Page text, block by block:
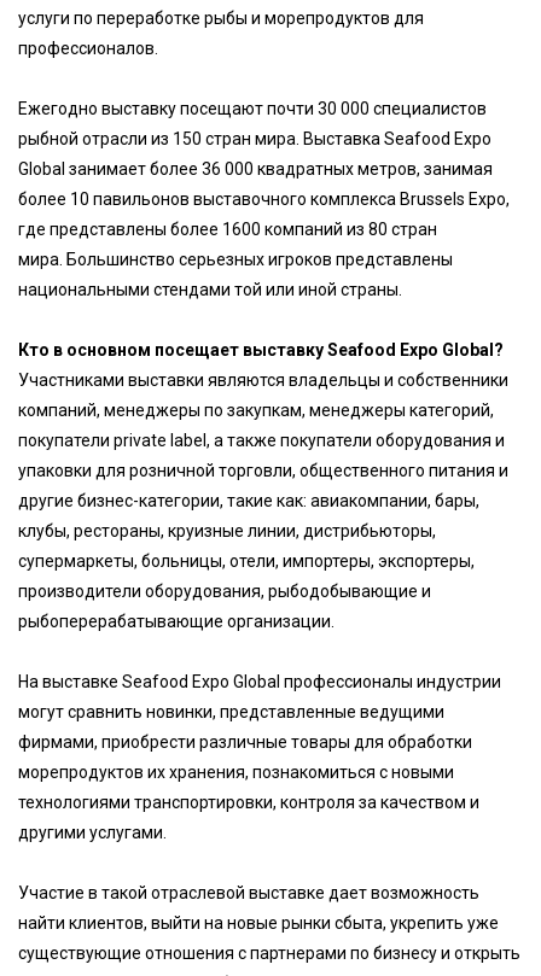
услуги по переработке рыбы и морепродуктов для
профессионалов.
Ежегодно выставку посещают почти 30 000 специалистов
рыбной отрасли из 150 стран мира. Выставка Seafood Expo
Global занимает более 36 000 квадратных метров, занимая
более 10 павильонов выставочного комплекса Brussels Expo,
где представлены более 1600 компаний из 80 стран
мира. Большинство серьезных игроков представлены
национальными стендами той или иной страны.
Кто в основном посещает выставку Seafood Expo Global?
Участниками выставки являются владельцы и собственники
компаний, менеджеры по закупкам, менеджеры категорий,
покупатели private label, а также покупатели оборудования и
упаковки для розничной торговли, общественного питания и
другие бизнес-категории, такие как: авиакомпании, бары,
клубы, рестораны, круизные линии, дистрибьюторы,
супермаркеты, больницы, отели, импортеры, экспортеры,
производители оборудования, рыбодобывающие и
рыбоперерабатывающие организации.
На выставке Seafood Expo Global профессионалы индустрии
могут сравнить новинки, представленные ведущими
фирмами, приобрести различные товары для обработки
морепродуктов их хранения, познакомиться с новыми
технологиями транспортировки, контроля за качеством и
другими услугами.
Участие в такой отраслевой выставке дает возможность
найти клиентов, выйти на новые рынки сбыта, укрепить уже
существующие отношения с партнерами по бизнесу и открыть